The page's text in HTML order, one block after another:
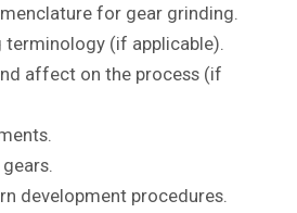
for gear grinding.
terminology (if applicable).
affect on the process (if
development procedures.